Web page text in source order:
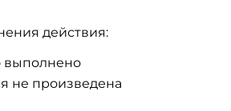
действия:
выполнено
не произведена